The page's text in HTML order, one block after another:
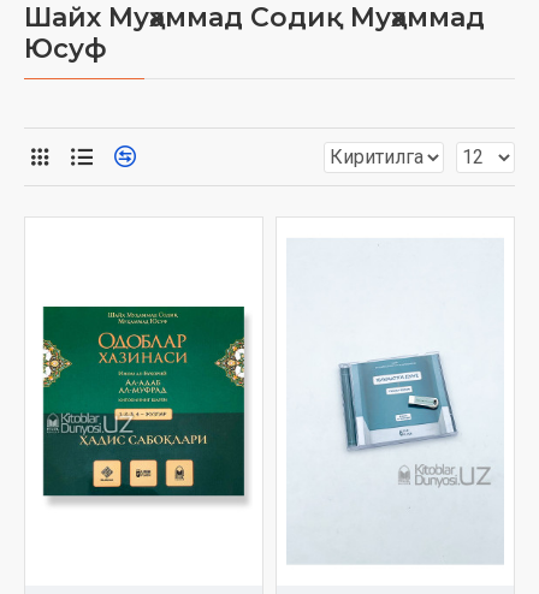
Шайх Муҳаммад Содиқ Муҳаммад
Юсуф